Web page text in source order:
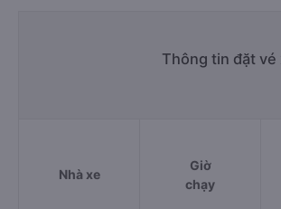
Thông tin đặt vé
Nhà xe
Giờ
chạy